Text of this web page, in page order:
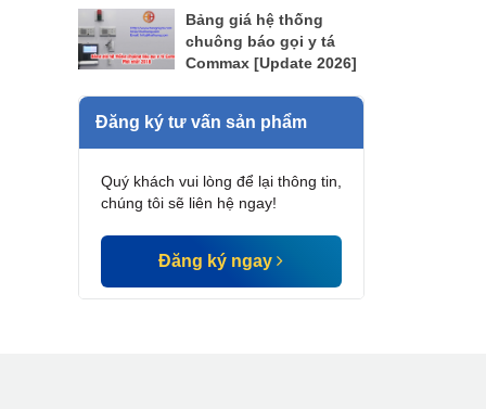
Bảng giá hệ thống
chuông báo gọi y tá
Commax [Update 2026]
Đăng ký tư vấn sản phẩm
Quý khách vui lòng để lại thông tin,
chúng tôi sẽ liên hệ ngay!
Đăng ký ngay